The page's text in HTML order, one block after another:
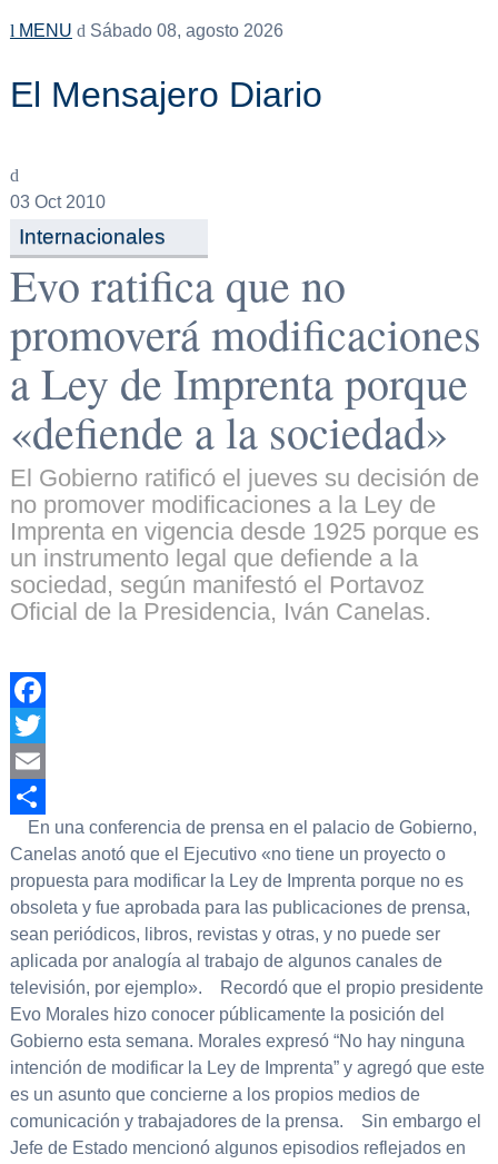
MENU Sábado 08, agosto 2026
El Mensajero Diario
03Oct 2010
Internacionales
Evo ratifica que no
promoverá modificaciones
a Ley de Imprenta porque
«defiende a la sociedad»
El Gobierno ratificó el jueves su decisión de
no promover modificaciones a la Ley de
Imprenta en vigencia desde 1925 porque es
un instrumento legal que defiende a la
sociedad, según manifestó el Portavoz
Oficial de la Presidencia, Iván Canelas.
Facebook
Twitter
Email
Compartir
En una conferencia de prensa en el palacio de Gobierno,
Canelas anotó que el Ejecutivo «no tiene un proyecto o
propuesta para modificar la Ley de Imprenta porque no es
obsoleta y fue aprobada para las publicaciones de prensa,
sean periódicos, libros, revistas y otras, y no puede ser
aplicada por analogía al trabajo de algunos canales de
televisión, por ejemplo». Recordó que el propio presidente
Evo Morales hizo conocer públicamente la posición del
Gobierno esta semana. Morales expresó “No hay ninguna
intención de modificar la Ley de Imprenta” y agregó que este
es un asunto que concierne a los propios medios de
comunicación y trabajadores de la prensa. Sin embargo el
Jefe de Estado mencionó algunos episodios reflejados en